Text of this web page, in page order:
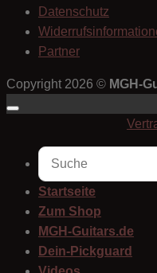
Datenschutz
Partner
Copyright 2026 © MGH-
Startseite
Zum Shop
MGH-Guitars.de
Dein-Pickguard